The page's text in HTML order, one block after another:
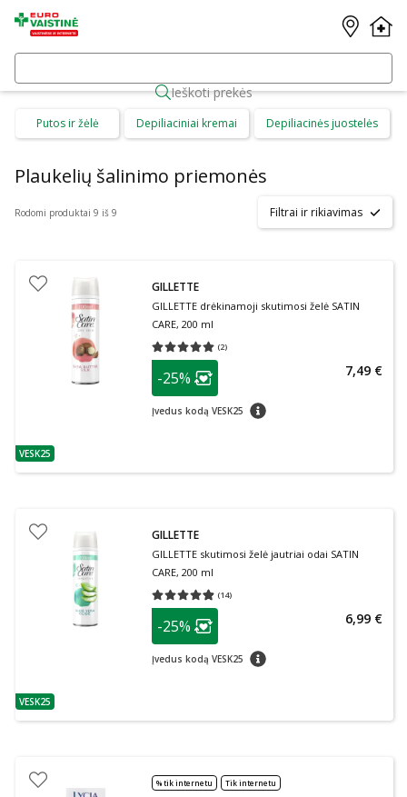
Ieškoti prekės
Putos ir žėlė Depiliaciniai kremai Depiliacinės juostelės
Plaukelių šalinimo priemonės
Rodomi produktai 9 iš 9 Filtrai ir rikiavimas
patarimas
VESK25
GILLETTE
GILLETTE drėkinamoji skutimosi želė SATIN
CARE, 200 ml
(2)
Vidutinis įvertinimas 5.00
patarimas
Lojalumo klubo narių nuolaida
-25%
Įvedus kodą VESK25 patarimas
7,49 €
patarimas
VESK25
GILLETTE
GILLETTE skutimosi želė jautriai odai SATIN
CARE, 200 ml
(14)
Vidutinis įvertinimas 4.86
patarimas
Lojalumo klubo narių nuolaida
-25%
Įvedus kodą VESK25 patarimas
6,99 €
% tik internetu Tik internetu